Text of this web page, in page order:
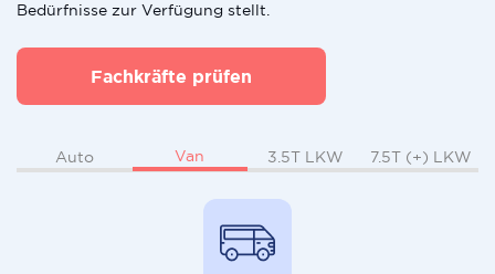
Bedürfnisse zur Verfügung stellt.
Fachkräfte prüfen
Auto Van 3.5T LKW 7.5T (+) LKW